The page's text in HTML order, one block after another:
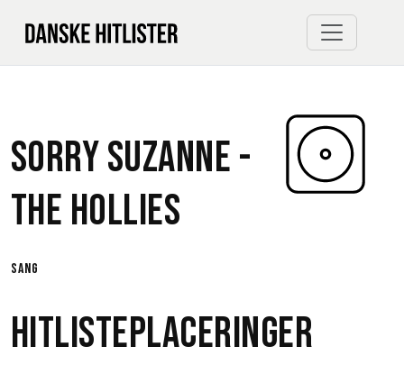
Sorry Suzanne -
The Hollies
sang
Hitlisteplaceringer